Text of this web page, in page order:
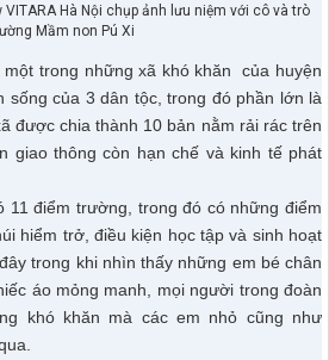
Hà Nội chụp ảnh lưu niệm với cô và trò
Mầm non Pú Xi
trong những xã khó khăn của huyện
sống của 3 dân tộc, trong đó phần lớn là
được chia thành 10 bản nằm rải rác trên
giao thông còn hạn chế và kinh tế phát
11 điểm trường, trong đó có những điểm
hiểm trở, điều kiện học tập và sinh hoạt
trong khi nhìn thấy những em bé chân
áo mỏng manh, mọi người trong đoàn
khó khăn mà các em nhỏ cũng như